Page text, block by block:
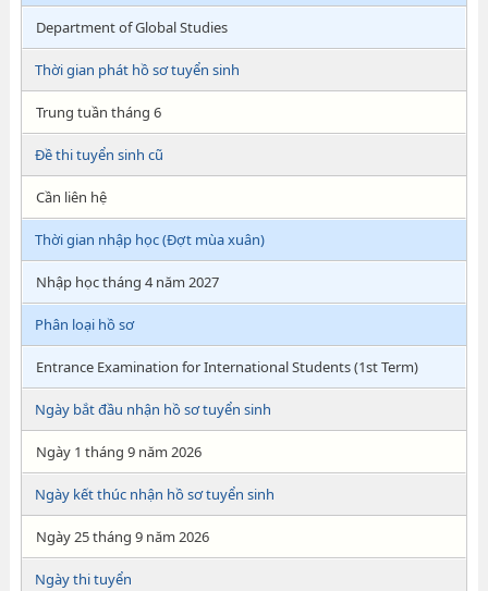
Department of Global Studies
Thời gian phát hồ sơ tuyển sinh
Trung tuần tháng 6
Đề thi tuyển sinh cũ
Cần liên hệ
Thời gian nhập học (Đợt mùa xuân)
Nhập học tháng 4 năm 2027
Phân loại hồ sơ
Entrance Examination for International Students (1st Term)
Ngày bắt đầu nhận hồ sơ tuyển sinh
Ngày 1 tháng 9 năm 2026
Ngày kết thúc nhận hồ sơ tuyển sinh
Ngày 25 tháng 9 năm 2026
Ngày thi tuyển